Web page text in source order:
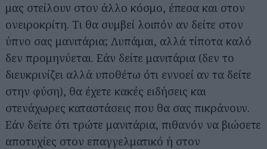
μας στείλουν στον άλλο κόσμο, έπεσα και στον
ονειροκρίτη. Τι θα συμβεί λοιπόν αν δείτε στον
ύπνο σας μανιτάρια; Λυπάμαι, αλλά τίποτα καλό
δεν προμηνύεται. Εάν δείτε μανιτάρια (δεν το
διευκρινίζει αλλά υποθέτω ότι εννοεί αν τα δείτε
στην φύση), θα έχετε κακές ειδήσεις και
στενάχωρες καταστάσεις που θα σας πικράνουν.
Εάν δείτε ότι τρώτε μανιτάρια, πιθανόν να βιώσετε
αποτυχίες στον επαγγελματικό ή στον